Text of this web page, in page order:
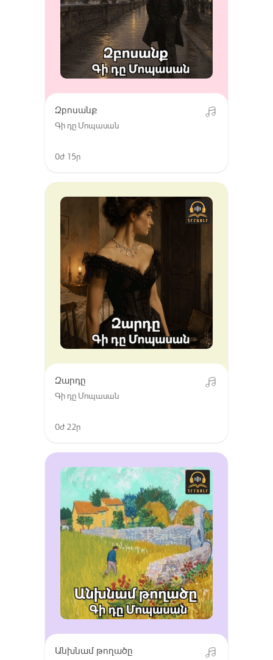
Զբոսանք
Գի դը Մոպասան
0ժ 15ր
Զարդը
Գի դը Մոպասան
0ժ 22ր
Անխնամ թողածը